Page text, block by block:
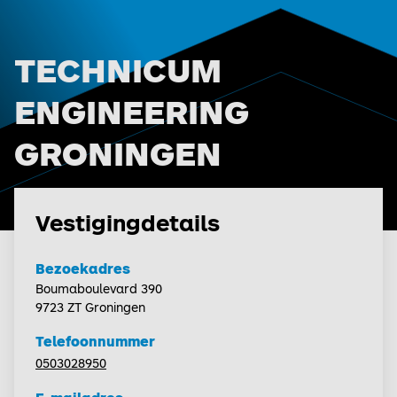
TECHNICUM
ENGINEERING
GRONINGEN
Vestigingdetails
Bezoekadres
Boumaboulevard 390
9723 ZT Groningen
Telefoonnummer
0503028950